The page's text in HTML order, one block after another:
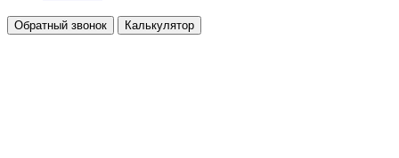
Обратный звонок Калькулятор